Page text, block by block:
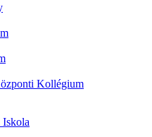
Kollégium
Iskola